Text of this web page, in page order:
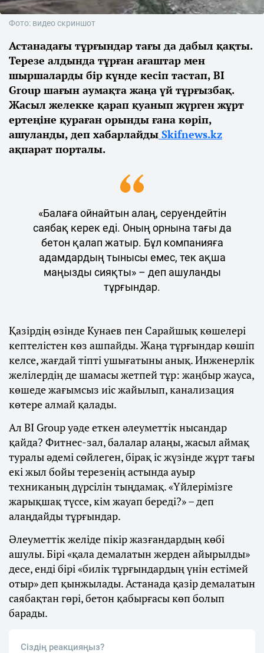
Фото: видео скриншот
Астанадағы тұрғындар тағы да дабыл қақты.
Терезе алдында тұрған ағаштар мен
шыршаларды бір күнде кесіп тастап, BI
Group шағын аумақта жаңа үй тұрғызбақ.
Жасыл желекке қарап қуанып жүрген жұрт
ертеңіне қураған орынды ғана көріп,
ашуланды, деп хабарлайды Skifnews.kz
ақпарат порталы.
«Балаға ойнайтын алаң, серуендейтін
саябақ керек еді. Оның орнына тағы да
бетон қалап жатыр. Бұл компанияға
адамдардың тынысы емес, тек ақша
маңызды сияқты» – деп ашуланды
тұрғындар.
Қазірдің өзінде Кунаев пен Сарайшық көшелері
кептелістен көз ашпайды. Жаңа тұрғындар көшіп
келсе, жағдай тіпті ушығатыны анық. Инженерлік
желілердің де шамасы жетпей тұр: жаңбыр жауса,
көшеде жағымсыз иіс жайылып, канализация
көтере алмай қалады.
Ал BI Group уәде еткен әлеуметтік нысандар
қайда? Фитнес-зал, балалар алаңы, жасыл аймақ
туралы әдемі сөйлеген, бірақ іс жүзінде жұрт тағы
екі жыл бойы терезенің астында ауыр
техниканың дүрсілін тыңдамақ. «Үйлерімізге
жарықшақ түссе, кім жауап береді?» – деп
алаңдайды тұрғындар.
Әлеуметтік желіде пікір жазғандардың көбі
ашулы. Бірі «қала демалатын жерден айырылды»
десе, енді бірі «билік тұрғындардың үнін естімей
отыр» деп қынжылады. Астанада қазір демалатын
саябақтан гөрі, бетон қабырғасы көп болып
барады.
Сіздің реакцияңыз?